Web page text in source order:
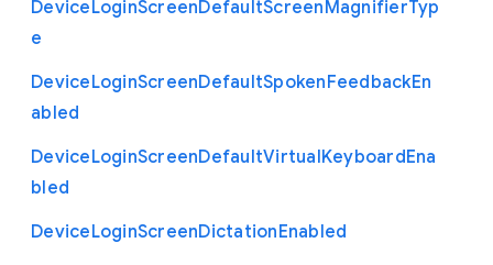
DeviceLoginScreenDefaultScreenMagnifierTyp
e
DeviceLoginScreenDefaultSpokenFeedbackEn
abled
DeviceLoginScreenDefaultVirtualKeyboardEna
bled
DeviceLoginScreenDictationEnabled